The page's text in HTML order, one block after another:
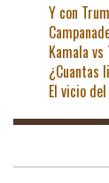
Y con
Kamala
¿Cuantas
El vicio